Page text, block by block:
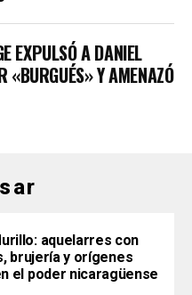
EXPULSÓ A DANIEL
«BURGUÉS» Y AMENAZÓ
aquelarres con
brujería y orígenes
el poder nicaragüense